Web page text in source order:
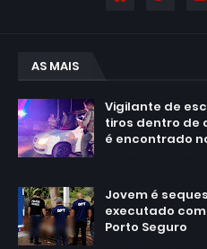
AS MAIS
Vigilante de
tiros dentro de
é encontrado
Jovem é
executado
Porto Seguro